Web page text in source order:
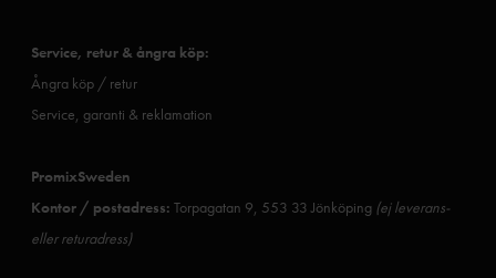
Service, retur & ångra köp:
Ångra köp / retur
Service, garanti & reklamation
PromixSweden
Kontor / postadress: Torpagatan 9, 553 33 Jönköping (ej leverans-
eller returadress)